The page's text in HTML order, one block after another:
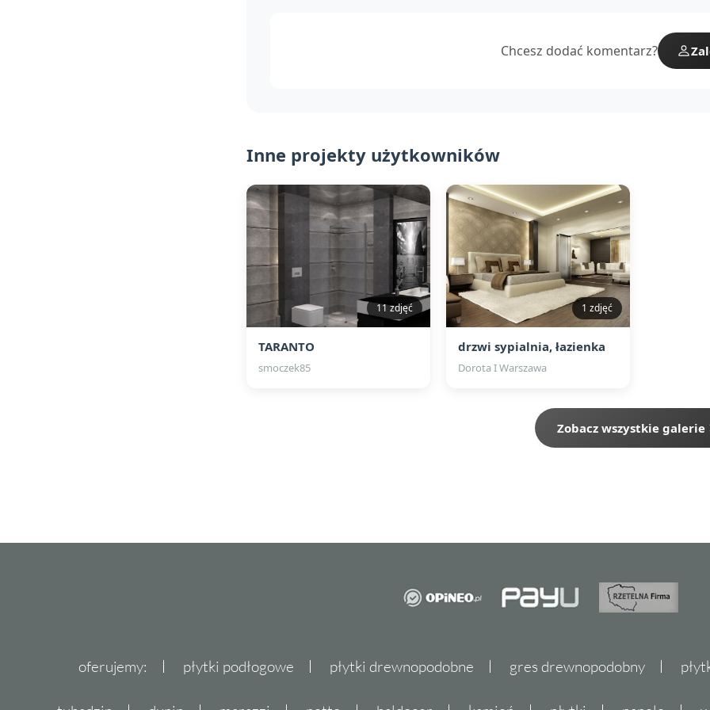
Chcesz dodać komentarz?
Inne projekty użytkowników
11 zdjęć
TARANTO
smoczek85
1 zdjęć
drzwi sypialnia, łazienka
Dorota I Warszawa
Zobacz wszystkie galerie
oferujemy: płytki podłogowe płytki drewnopodobne gres drewnopodobny